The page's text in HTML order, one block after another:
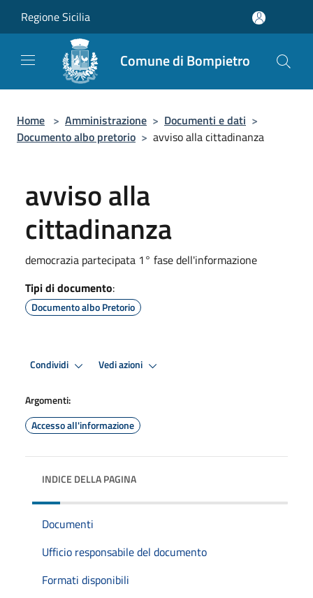
Regione Sicilia
Comune di Bompietro
Home > Amministrazione > Documenti e dati >
Documento albo pretorio > avviso alla cittadinanza
avviso alla
cittadinanza
democrazia partecipata 1° fase dell'informazione
Tipi di documento:
Documento albo Pretorio
Condividi Vedi azioni
Argomenti:
Accesso all'informazione
INDICE DELLA PAGINA
Documenti
Ufficio responsabile del documento
Formati disponibili